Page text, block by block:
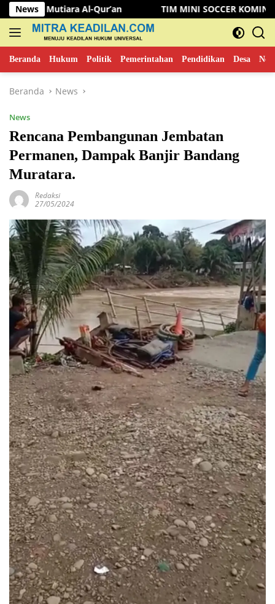
Langsung
ke
konten
News
Al-Qur’an TIM MINI SOCCER KOMINFO MUSI
Beranda Hukum Politik Pemerintahan Pendidikan Desa
Beranda News
News
Rencana Pembangunan Jembatan
Permanen, Dampak Banjir Bandang
Muratara.
Redaksi
27/05/2024